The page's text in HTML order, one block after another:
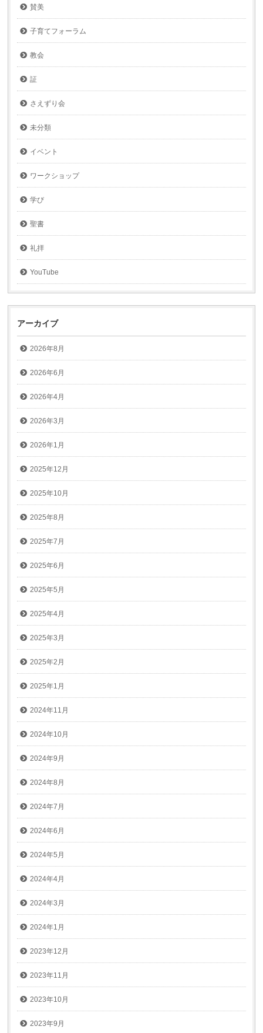
賛美
子育てフォーラム
教会
証
さえずり会
未分類
イベント
ワークショップ
学び
聖書
礼拝
YouTube
アーカイブ
2026年8月
2026年6月
2026年4月
2026年3月
2026年1月
2025年12月
2025年10月
2025年8月
2025年7月
2025年6月
2025年5月
2025年4月
2025年3月
2025年2月
2025年1月
2024年11月
2024年10月
2024年9月
2024年8月
2024年7月
2024年6月
2024年5月
2024年4月
2024年3月
2024年1月
2023年12月
2023年11月
2023年10月
2023年9月